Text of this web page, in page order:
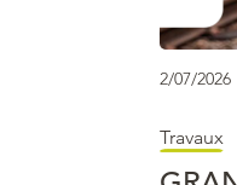
2/07/2026
Travaux